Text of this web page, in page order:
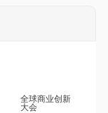
全球商业创新
大会